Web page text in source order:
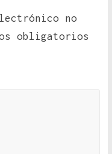
no
obligatorios